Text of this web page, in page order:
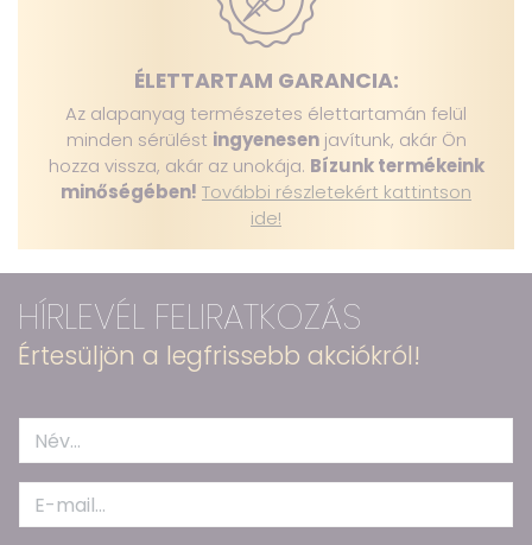
ÉLETTARTAM GARANCIA:
Az alapanyag természetes élettartamán felül
minden sérülést ingyenesenjavítunk, akár Ön
hozza vissza, akár az unokája. Bízunk termékeink
minőségében! További részletekért kattintson
ide!
HÍRLEVÉL FELIRATKOZÁS
Értesüljön a legfrissebb akciókról!